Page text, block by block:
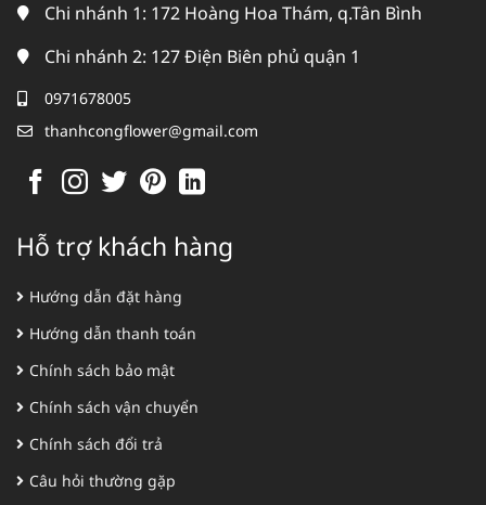
Chi nhánh 1: 172 Hoàng Hoa Thám, q.Tân Bình
Chi nhánh 2: 127 Điện Biên phủ quận 1
0971678005
thanhcongflower@gmail.com
Hỗ trợ khách hàng
Hướng dẫn đặt hàng
Hướng dẫn thanh toán
Chính sách bảo mật
Chính sách vận chuyển
Chính sách đổi trả
Câu hỏi thường gặp